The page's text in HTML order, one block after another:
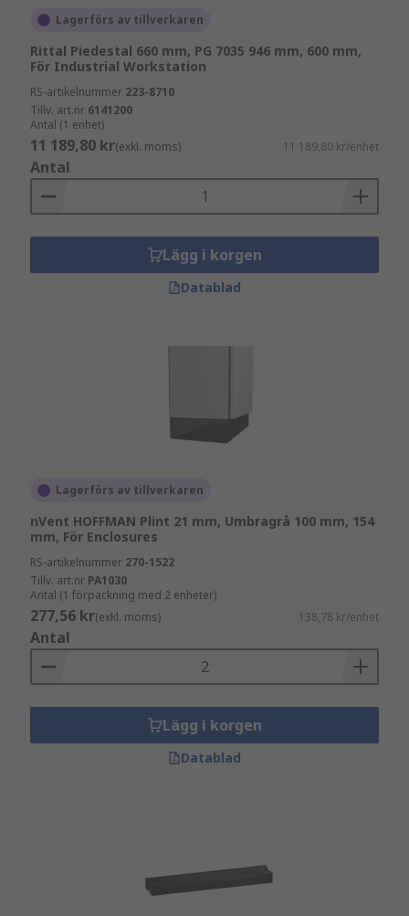
Lagerförs av tillverkaren
Rittal Piedestal 660 mm, PG 7035 946 mm, 600 mm,
För Industrial Workstation
RS-artikelnummer 223-8710
Tillv. art.nr 6141200
Antal (1 enhet)
11 189,80 kr(exkl. moms) 11 189,80 kr/enhet
Antal
Lägg i korgen
Datablad
Lagerförs av tillverkaren
nVent HOFFMAN Plint 21 mm, Umbragrå 100 mm, 154
mm, För Enclosures
RS-artikelnummer 270-1522
Tillv. art.nr PA1030
Antal (1 förpackning med 2 enheter)
277,56 kr(exkl. moms) 138,78 kr/enhet
Antal
Lägg i korgen
Datablad